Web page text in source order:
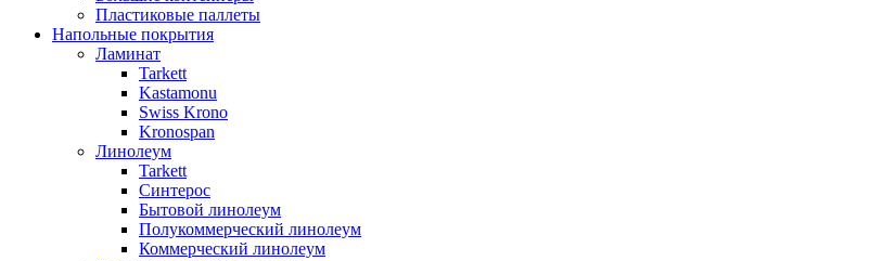
Пластиковые паллеты
Напольные покрытия
Ламинат
Tarkett
Kastamonu
Swiss Krono
Kronospan
Линолеум
Tarkett
Синтерос
Бытовой линолеум
Полукоммерческий линолеум
Коммерческий линолеум